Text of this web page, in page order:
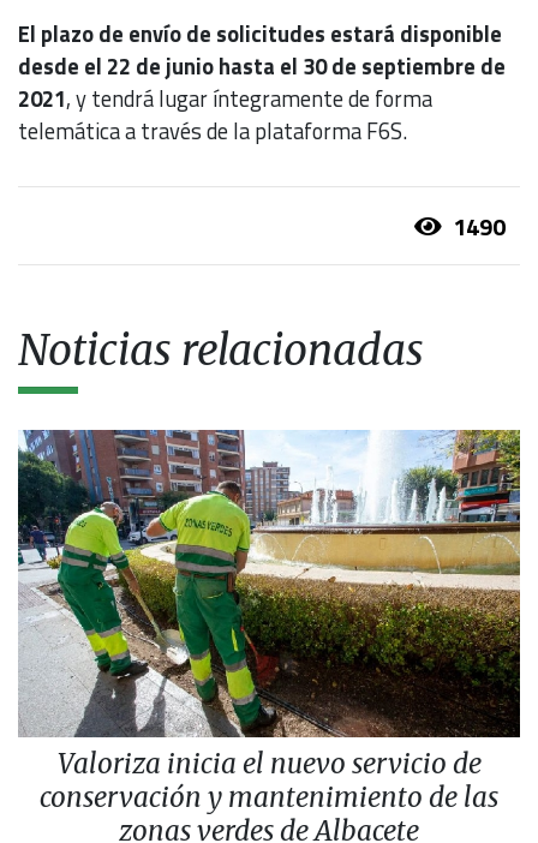
El plazo de envío de solicitudes estará disponible
desde el 22 de junio hasta el 30 de septiembre de
2021, y tendrá lugar íntegramente de forma
telemática a través de la plataforma F6S.
1490
Noticias relacionadas
Valoriza inicia el nuevo servicio de
conservación y mantenimiento de las
zonas verdes de Albacete